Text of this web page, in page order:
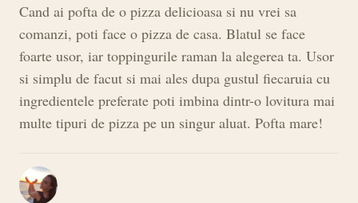
Cand ai pofta de o pizza delicioasa si nu vrei sa
comanzi, poti face o pizza de casa. Blatul se face
foarte usor, iar toppingurile raman la alegerea ta. Usor
si simplu de facut si mai ales dupa gustul fiecaruia cu
ingredientele preferate poti imbina dintr-o lovitura mai
multe tipuri de pizza pe un singur aluat. Pofta mare!